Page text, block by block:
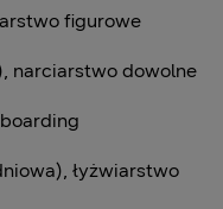
figurowe
narciarstwo dowolne
łyżwiarstwo